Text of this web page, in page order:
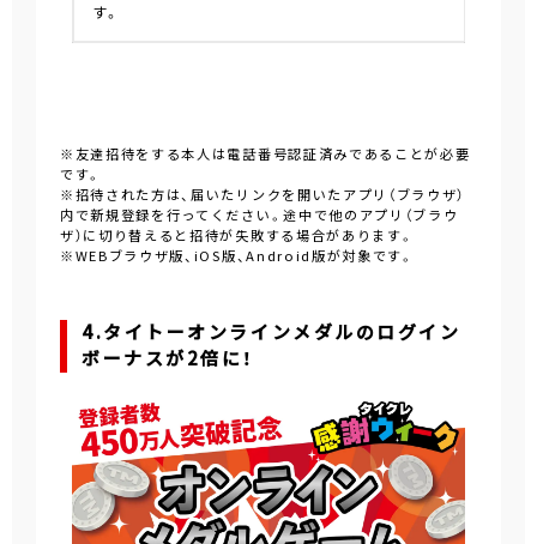
す。
※友達招待をする本人は電話番号認証済みであることが必要
です。
※招待された方は、届いたリンクを開いたアプリ（ブラウザ）
内で新規登録を行ってください。途中で他のアプリ（ブラウ
ザ）に切り替えると招待が失敗する場合があります。
※WEBブラウザ版、iOS版、Android版が対象です。
4.タイトーオンラインメダルのログイン
ボーナスが2倍に！